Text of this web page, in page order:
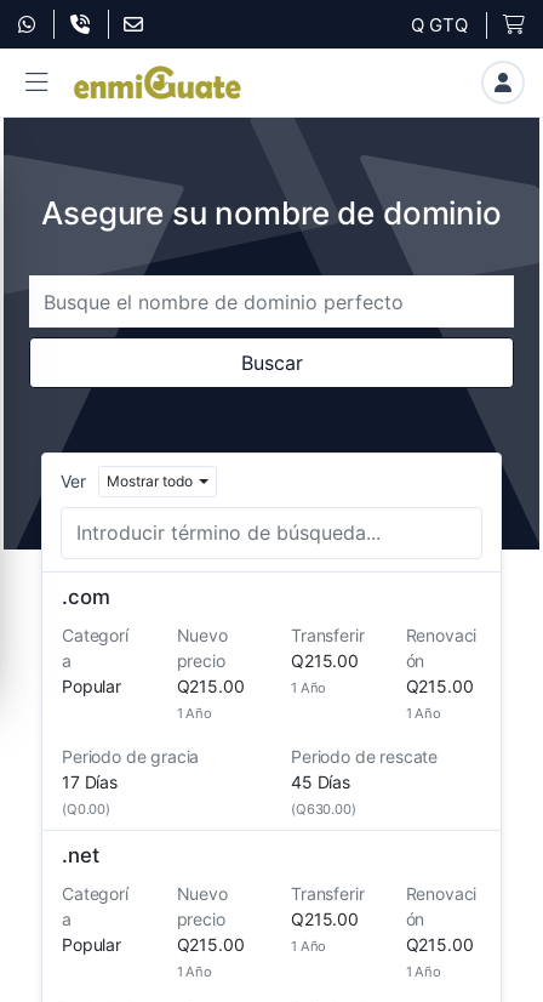
Q GTQ
Asegure su nombre de dominio
Ver Mostrar todo
.com
Categorí
a
Popular
Nuevo
precio
Q215.00
1 Año
Transferir
Q215.00
1 Año
Renovaci
ón
Q215.00
1 Año
Periodo de gracia
17 Días
(Q0.00)
Periodo de rescate
45 Días
(Q630.00)
.net
Categorí
a
Popular
Nuevo
precio
Q215.00
1 Año
Transferir
Q215.00
1 Año
Renovaci
ón
Q215.00
1 Año